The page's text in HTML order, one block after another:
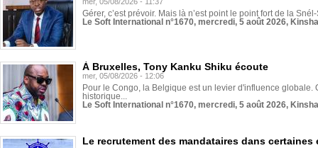
Gérer, c’est prévoir. Mais là n’est point le point fort de la
Le Soft International n°1670, mercredi, 5 août 2026,
À Bruxelles, Tony Kanku Shiku écoute
mer, 05/08/2026 - 12:06
Pour le Congo, la Belgique est un levier d'influence globale.
historique...
Le Soft International n°1670, mercredi, 5 août 2026,
Le recrutement des mandataires dans